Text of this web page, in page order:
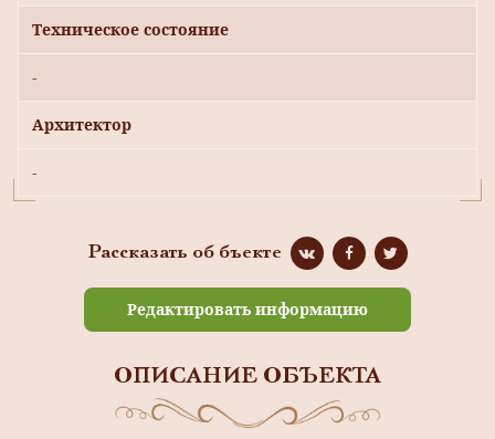
Техническое состояние
-
Архитектор
-
Рассказать об бъекте
Редактировать информацию
ОПИСАНИЕ ОБЪЕКТА